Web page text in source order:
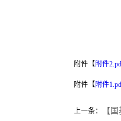
附件【附件
附件【附件
上一条： 【